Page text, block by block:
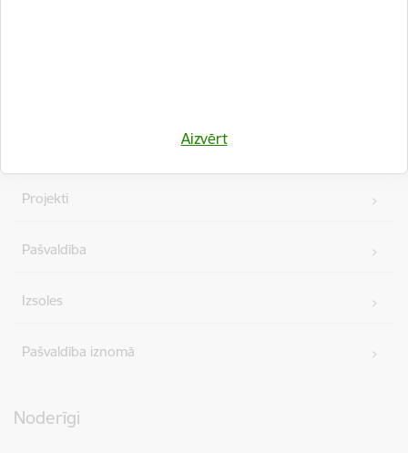
Aizvērt
Projekti
Pašvaldība
Izsoles
Pašvaldība iznomā
Noderīgi